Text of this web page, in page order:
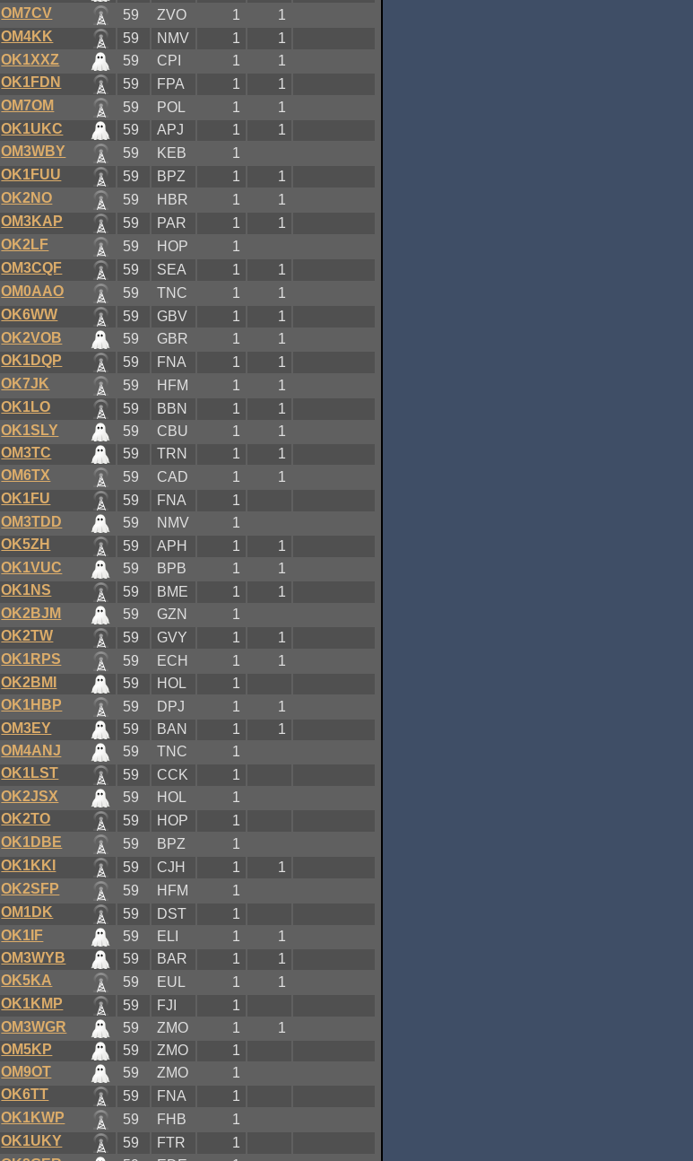
OM7CV 59 ZVO 1
1
OM4KK 59 NMV 1
1
OK1XXZ 59 CPI 1
1
OK1FDN 59 FPA 1
1
OM7OM 59 POL 1
1
OK1UKC 59 APJ 1
1
OM3WBY 59 KEB
1
OK1FUU 59 BPZ 1
1
OK2NO 59 HBR 1
1
OM3KAP 59 PAR 1
1
OK2LF 59 HOP
1
OM3CQF 59 SEA 1
1
OM0AAO 59 TNC 1
1
OK6WW 59 GBV 1
1
OK2VOB 59 GBR 1
1
OK1DQP 59 FNA 1
1
OK7JK 59 HFM 1
1
OK1LO 59 BBN 1
1
OK1SLY 59 CBU 1
1
OM3TC 59 TRN 1
1
OM6TX 59 CAD 1
1
OK1FU 59 FNA
1
OM3TDD 59 NMV
1
OK5ZH 59 APH 1
1
OK1VUC 59 BPB 1
1
OK1NS 59 BME 1
1
OK2BJM 59 GZN
1
OK2TW 59 GVY 1
1
OK1RPS 59 ECH 1
1
OK2BMI 59 HOL
1
OK1HBP 59 DPJ 1
1
OM3EY 59 BAN 1
1
OM4ANJ 59 TNC
1
OK1LST 59 CCK
1
OK2JSX 59 HOL
1
OK2TO 59 HOP
1
OK1DBE 59 BPZ
1
OK1KKI 59 CJH 1
1
OK2SFP 59 HFM
1
OM1DK 59 DST
1
OK1IF 59 ELI 1
1
OM3WYB 59 BAR 1
1
OK5KA 59 EUL 1
1
OK1KMP 59 FJI
1
OM3WGR 59 ZMO 1
1
OM5KP 59 ZMO
1
OM9OT 59 ZMO
1
OK6TT 59 FNA
1
OK1KWP 59 FHB
1
OK1UKY 59 FTR
1